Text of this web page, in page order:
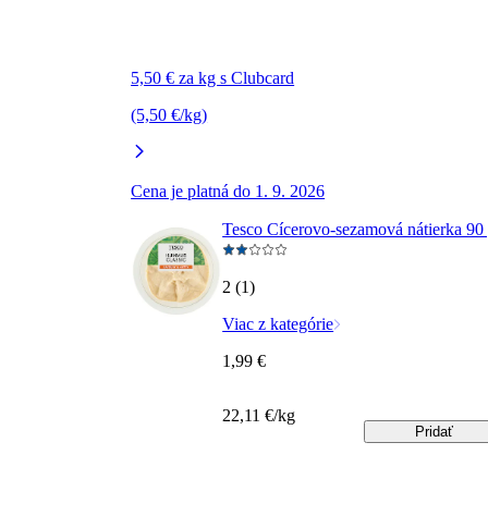
5,50 € za kg s Clubcard
(5,50 €/kg)
Cena je platná do 1. 9. 2026
Tesco Cícerovo-sezamová nátierka 90
2 (1)
Viac z kategórie
1,99 €
22,11 €/kg
Pridať